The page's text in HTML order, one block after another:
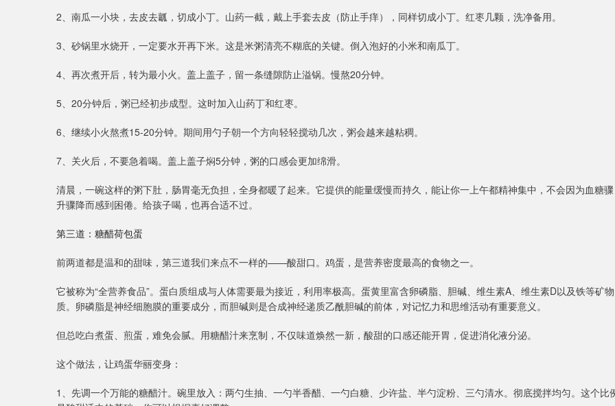
2、南瓜一小块，去皮去瓤，切成小丁。山药一截，戴上手套去皮（防止手痒），同样切成小丁。红枣几颗，洗净备用。
3、砂锅里水烧开，一定要水开再下米。这是米粥清亮不糊底的关键。倒入泡好的小米和南瓜丁。
4、再次煮开后，转为最小火。盖上盖子，留一条缝隙防止溢锅。慢熬20分钟。
5、20分钟后，粥已经初步成型。这时加入山药丁和红枣。
6、继续小火熬煮15-20分钟。期间用勺子朝一个方向轻轻搅动几次，粥会越来越粘稠。
7、关火后，不要急着喝。盖上盖子焖5分钟，粥的口感会更加绵滑。
清晨，一碗这样的粥下肚，肠胃毫无负担，全身都暖了起来。它提供的能量缓慢而持久，能让你一上午都精神集中，不会因为血糖骤
升骤降而感到困倦。给孩子喝，也再合适不过。
第三道：糖醋荷包蛋
前两道都是温和的甜味，第三道我们来点不一样的——酸甜口。鸡蛋，是营养密度最高的食物之一。
它被称为“全营养食品”。蛋白质组成与人体需要最为接近，利用率极高。蛋黄里富含卵磷脂、胆碱、维生素A、维生素D以及铁等矿物
质。卵磷脂是神经细胞膜的重要成分，而胆碱则是合成神经递质乙酰胆碱的前体，对记忆力和思维活动有重要意义。
但总吃白煮蛋、煎蛋，难免会腻。用糖醋汁来烹制，不仅味道焕然一新，酸甜的口感还能开胃，促进消化液分泌。
这个做法，让鸡蛋华丽变身：
1、先调一个万能的糖醋汁。碗里放入：两勺生抽、一勺半香醋、一勺白糖、少许盐、半勺淀粉、三勺清水。彻底搅拌均匀。这个比